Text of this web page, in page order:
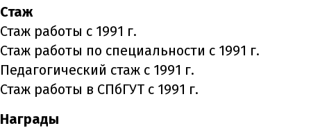
Стаж
Стаж работы с 1991 г.
Стаж работы по специальности с 1991 г.
Педагогический стаж с 1991 г.
Стаж работы в СПбГУТ с 1991 г.
Награды